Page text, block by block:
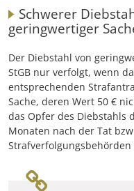
Schwerer
geringwertiger
Der Diebstahl von
StGB nur verfolgt, wenn
entsprechenden
Sache, deren Wert 50 €
das Opfer des Diebstahls
Monaten nach der Tat
Strafverfolgungsbehörden